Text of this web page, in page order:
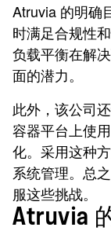
Atruvia 的明确
时满足合规性
负载平衡在解
面的潜力。
此外，该公司
容器平台上使
化。采用这种
系统管理。总
服这些挑战。
Atruvia